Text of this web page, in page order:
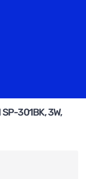
301BK, 3W,